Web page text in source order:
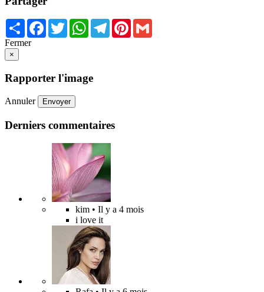
Share Facebook
TwitterWhatsApp
TelegramPinterest
Fermer
×
Rapporter l'image
Annuler Envoyer
Derniers commentaires
kim • Il y a 4 mois
i love it